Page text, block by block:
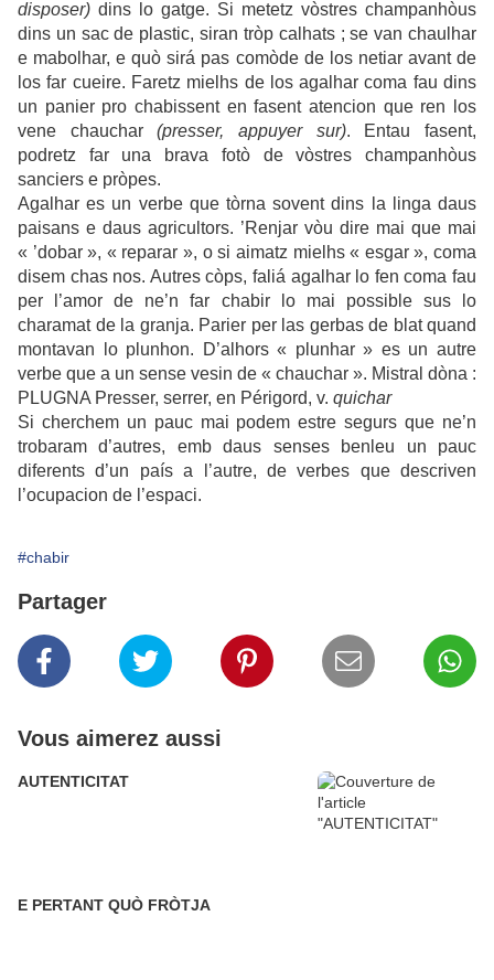
disposer) dins lo gatge. Si metetz vòstres champanhòus
dins un sac de plastic, siran tròp calhats ; se van chaulhar
e mabolhar, e quò sirá pas comòde de los netiar avant de
los far cueire. Faretz mielhs de los agalhar coma fau dins
un panier pro chabissent en fasent atencion que ren los
vene chauchar(presser, appuyer sur). Entau fasent,
podretz far una brava fotò de vòstres champanhòus
sanciers e pròpes.
Agalhar es un verbe que tòrna sovent dins la linga daus
paisans e daus agricultors. ’Renjar vòu dire mai que mai
« ’dobar », « reparar », o si aimatz mielhs « esgar », coma
disem chas nos. Autres còps, faliá agalhar lo fen coma fau
per l’amor de ne’n far chabir lo mai possible sus lo
charamat de la granja. Parier per las gerbas de blat quand
montavan lo plunhon. D’alhors « plunhar » es un autre
verbe que a un sense vesin de « chauchar ». Mistral dòna :
PLUGNA Presser, serrer, en Périgord, v. quichar
Si cherchem un pauc mai podem estre segurs que ne’n
trobaram d’autres, emb daus senses benleu un pauc
diferents d’un país a l’autre, de verbes que descriven
l’ocupacion de l’espaci.
#chabir
Partager
Vous aimerez aussi
AUTENTICITAT
E PERTANT QUÒ FRÒTJA